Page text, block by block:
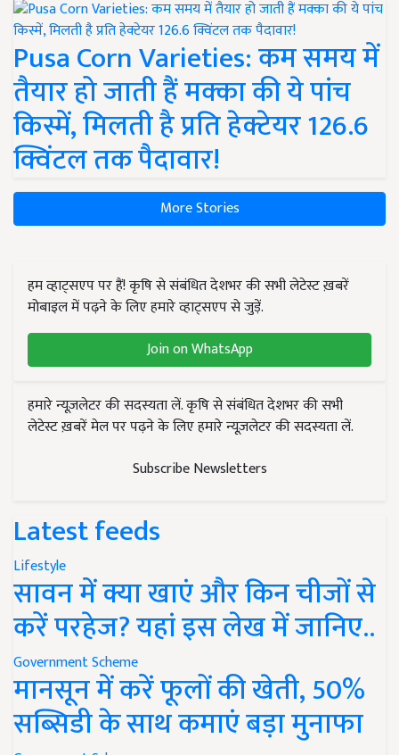
Pusa Corn Varieties: कम समय में
तैयार हो जाती हैं मक्का की ये पांच
किस्में, मिलती है प्रति हेक्टेयर 126.6
क्विंटल तक पैदावार!
More Stories
हम व्हाट्सएप पर हैं! कृषि से संबंधित देशभर की सभी लेटेस्ट ख़बरें
मोबाइल में पढ़ने के लिए हमारे व्हाट्सएप से जुड़ें.
Join on WhatsApp
हमारे न्यूज़लेटर की सदस्यता लें. कृषि से संबंधित देशभर की सभी
लेटेस्ट ख़बरें मेल पर पढ़ने के लिए हमारे न्यूज़लेटर की सदस्यता लें.
Subscribe Newsletters
Latest feeds
Lifestyle
सावन में क्या खाएं और किन चीजों से
करें परहेज? यहां इस लेख में जानिए..
Government Scheme
मानसून में करें फूलों की खेती, 50%
सब्सिडी के साथ कमाएं बड़ा मुनाफा